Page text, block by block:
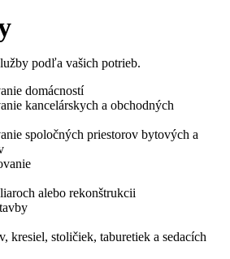
podľa vašich potrieb.
domácností
kancelárskych a obchodných
spoločných priestorov bytových a
alebo rekonštrukcii
kresiel, stoličiek, taburetiek a sedacích